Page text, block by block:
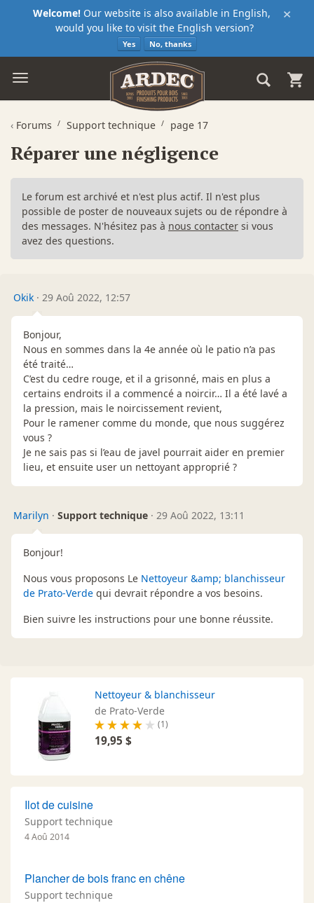
×
Welcome! Our website is also available in English,
would you like to visit the English version?
Yes No, thanks
‹ Forums Support technique page 17
Réparer une négligence
Le forum est archivé et n'est plus actif. Il n'est plus
possible de poster de nouveaux sujets ou de répondre à
des messages. N'hésitez pas à nous contacter si vous
avez des questions.
Okik · 29 Aoû 2022, 12:57
Bonjour,
Nous en sommes dans la 4e année où le patio n’a pas
été traité…
C’est du cedre rouge, et il a grisonné, mais en plus a
certains endroits il a commencé a noircir… Il a été lavé a
la pression, mais le noircissement revient,
Pour le ramener comme du monde, que nous suggérez
vous ?
Je ne sais pas si l’eau de javel pourrait aider en premier
lieu, et ensuite user un nettoyant approprié ?
Marilyn · Support technique · 29 Aoû 2022, 13:11
Bonjour!
Nous vous proposons Le Nettoyeur &amp; blanchisseur
de Prato-Verde qui devrait répondre a vos besoins.
Bien suivre les instructions pour une bonne réussite.
Nettoyeur & blanchisseur
de Prato-Verde
(1)
19,95 $
Ilot de cuisine
Support technique
4 Aoû 2014
Plancher de bois franc en chêne
Support technique